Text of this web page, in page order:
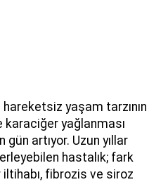
yaşam tarzının
karaciğer yağlanması
gün artıyor. Uzun yıllar
hastalık; fark
fibrozis ve siroz